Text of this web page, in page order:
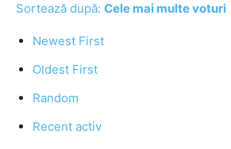
Sortează după: Cele mai multe voturi
Newest First
Oldest First
Random
Recent activ